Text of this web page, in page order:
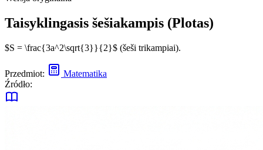
Taisyklingasis šešiakampis (Plotas)
$S = \frac{3a^2\sqrt{3}}{2}$ (šeši trikampiai).
Przedmiot:
Matematika
Źródło: